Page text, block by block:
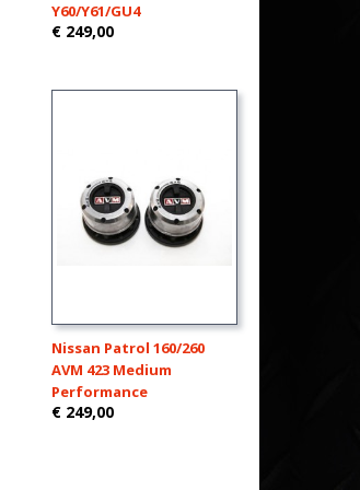
Y60/Y61/GU4
€ 249,00
Nissan Patrol 160/260
AVM 423 Medium
Performance
€ 249,00